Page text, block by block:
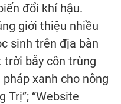
đổi khí hậu.
giới thiệu nhiều
sinh trên địa bàn
trời bẫy côn trùng
xanh cho nông
Trị”; “Website